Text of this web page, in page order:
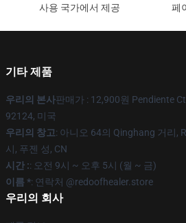
사용 국가에서 제공
페
기타 제품
우리의 본사판매가 : 12,900원 Pendiente
92124, 미국
우리의 창고: 아니오 64의 Qinghang 거리,
시, 푸젠 성, CN
시간 :: 오전 9시 ~ 오후 5시 (월 ~ 금)
이름 *: 연락처 @redoofhealer.store
우리의 회사